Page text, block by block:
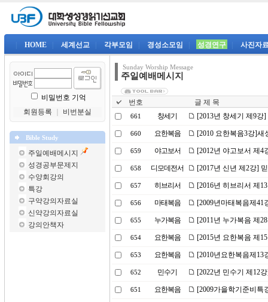
HOME 세계선교 각부모임 경성소모임 성경연구 사진자
비밀번호 기억
회원등록
비번분실
Bible Study
주일예배메시지
성경공부문제지
수양회강의
특강
구약강의자료실
신약강의자료실
강의안책자
Sunday Worship Message
주일예배메시지
번호 글 제 목
661 창세기 [2013년 창세기 제9강
660 요한복음 [2010 요한복음3강]새
659 야고보서 [2012년 야고보서 제4
658 디모데전서 [2017년 신년 제2강]
657 히브리서 [2016년 히브리서 제
656 마태복음 [2009년마태복음제
655 누가복음 [2011년 누가복음 제
654 요한복음 [2015년 요한복음 제
653 요한복음 [2010년요한복음제13
652 민수기 [2022년 민수기 제12
651 요한복음 [2009가을학기준비특